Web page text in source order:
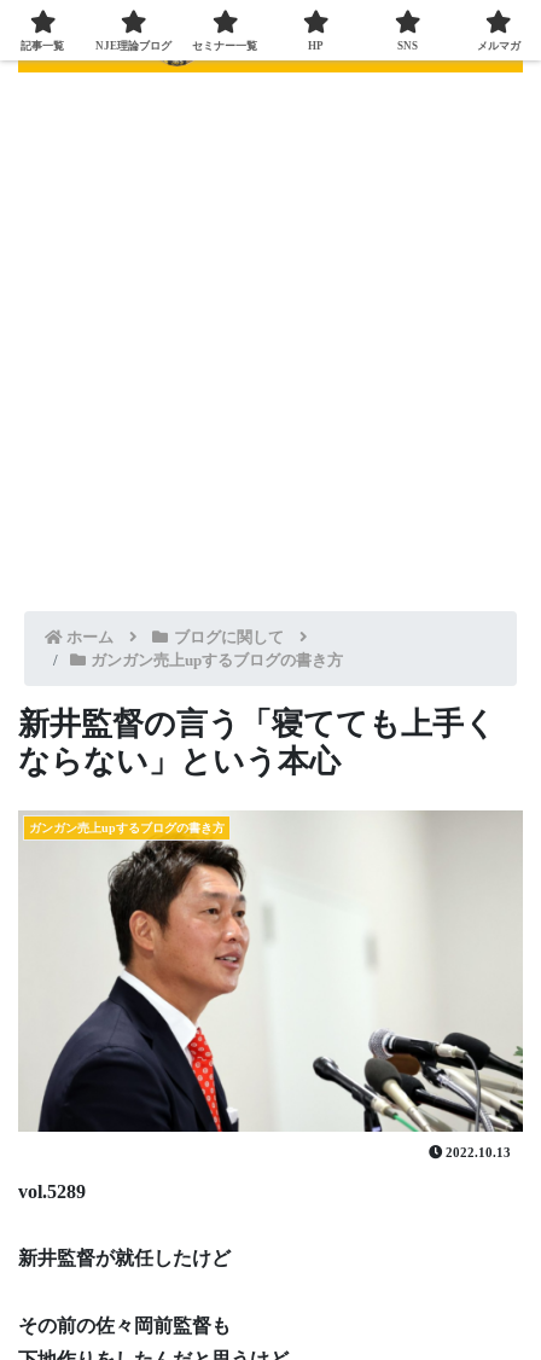
ホーム
ブログに関して
ガンガン売上upするブログの書き方
新井監督の言う「寝てても上手く
ならない」という本心
ガンガン売上upするブログの書き方
2022.10.13
vol.5289
新井監督が就任したけど
その前の佐々岡前監督も
記事一覧 NJE理論ブログ セミナー一覧 HP SNS メルマガ